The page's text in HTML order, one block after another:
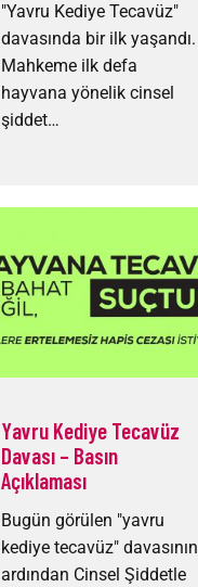
"Yavru Kediye Tecavüz"
davasında bir ilk yaşandı.
Mahkeme ilk defa
hayvana yönelik cinsel
şiddet…
Yavru Kediye Tecavüz
Davası – Basın
Açıklaması
Bugün görülen "yavru
kediye tecavüz" davasının
ardından Cinsel Şiddetle